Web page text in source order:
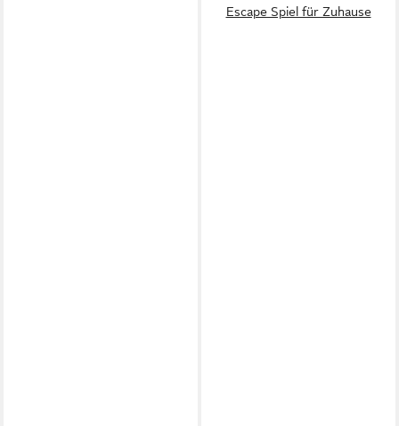
Escape Spiel für Zuhause